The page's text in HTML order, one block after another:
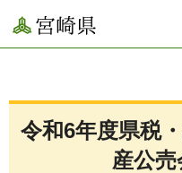
宮崎県
令和6年度県税
産公